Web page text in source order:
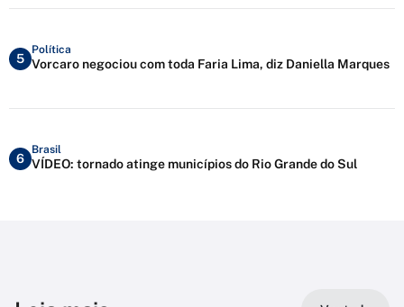
5
Política
Vorcaro negociou com toda Faria Lima, diz Daniella Marques
6
Brasil
VÍDEO: tornado atinge municípios do Rio Grande do Sul